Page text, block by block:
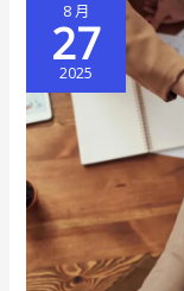
8 月
27
2025